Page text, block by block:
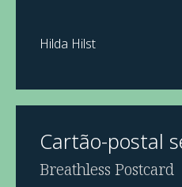
Hilda Hilst
Cartão-postal
Breathless Postcard